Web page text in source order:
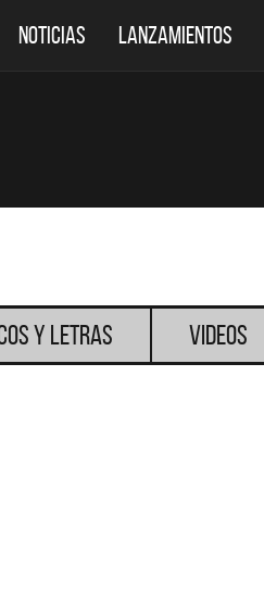
NOTICIAS LANZAMIENTOS
y Letras Videos